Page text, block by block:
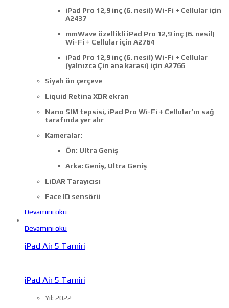
iPad Pro 12,9 inç (6. nesil) Wi-Fi + Cellular için
A2437
mmWave özellikli iPad Pro 12,9 inç (6. nesil)
Wi-Fi + Cellular için A2764
iPad Pro 12,9 inç (6. nesil) Wi-Fi + Cellular
(yalnızca Çin ana karası) için A2766
Siyah ön çerçeve
Liquid Retina XDR ekran
Nano SIM tepsisi, iPad Pro Wi-Fi + Cellular’ın sağ
tarafında yer alır
Kameralar:
Ön: Ultra Geniş
Arka: Geniş, Ultra Geniş
LiDAR Tarayıcısı
Face ID sensörü
Devamını oku
Devamını oku
iPad Air 5 Tamiri
iPad Air 5 Tamiri
Yıl: 2022